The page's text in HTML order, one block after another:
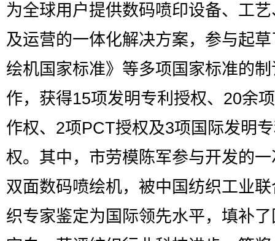
为全球用户提供数码喷印设备、工
及运营的一体化解决方案，参与起
绘机国家标准》等多项国家标准的
作，获得15项发明专利授权、20余
作权、2项PCT授权及3项国际发明
权。其中，市劳模陈军参与开发的
双面数码喷绘机，被中国纺织工业
织专家鉴定为国际领先水平，填补